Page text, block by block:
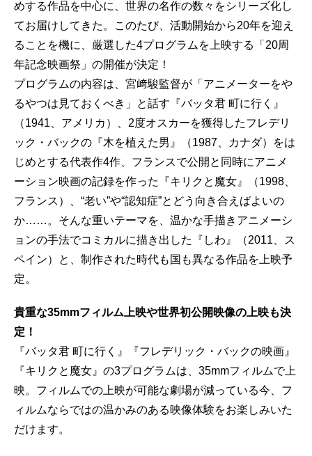
めする作品を中心に、世界の名作の数々をシリーズ化し
てお届けしてきた。このたび、活動開始から20年を迎え
ることを機に、厳選した4プログラムを上映する「20周
年記念映画祭」の開催が決定！
プログラムの内容は、宮﨑駿監督が「アニメーターをや
るやつは見ておくべき」と話す『バッタ君 町に行く』
（1941、アメリカ）、2度オスカーを獲得したフレデリ
ック・バックの『木を植えた男』（1987、カナダ）をは
じめとする代表作4作、フランスで公開と同時にアニメ
ーション映画の記録を作った『キリクと魔女』（1998、
フランス）、“老い”や“認知症”とどう向き合えばよいの
か……。そんな重いテーマを、温かな手描きアニメーシ
ョンの手法でコミカルに描き出した『しわ』（2011、ス
ペイン）と、制作された時代も国も異なる作品を上映予
定。
貴重な35mmフィルム上映や世界初公開映像の上映も決
定！
『バッタ君 町に行く』『フレデリック・バックの映画』
『キリクと魔女』の3プログラムは、35mmフィルムで上
映。フィルムでの上映が可能な劇場が減っている今、フ
ィルムならではの温かみのある映像体験をお楽しみいた
だけます。